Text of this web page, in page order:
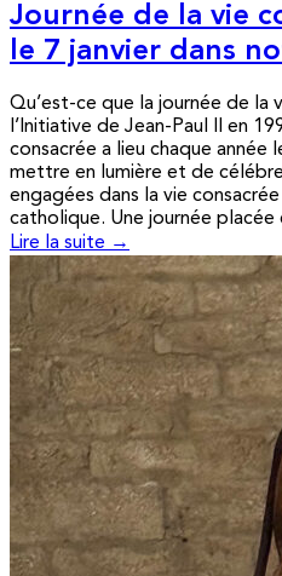
Journée de la vie
le 7 janvier dans
Qu’est-ce que la journée de la
l’Initiative de Jean-Paul II en
consacrée a lieu chaque année
mettre en lumière et de
engagées dans la vie consacrée
catholique. Une journée placée
Lire la suite →